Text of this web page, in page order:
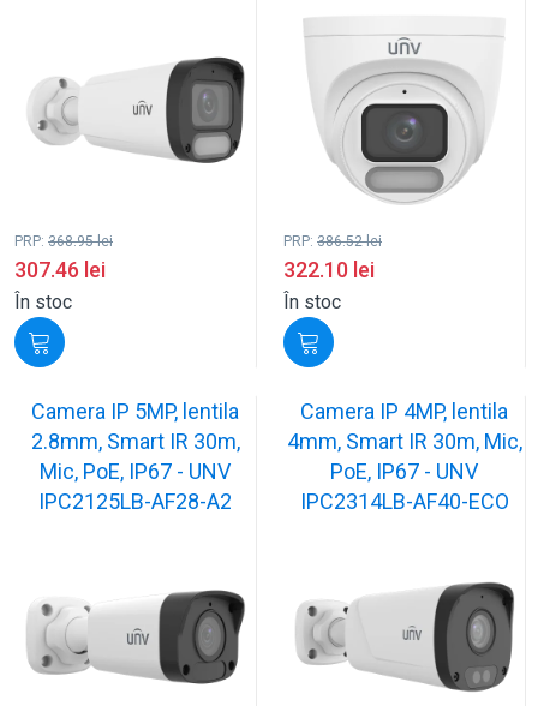
PRP: 368.95lei
307.46 lei
În stoc
PRP: 386.52lei
322.10 lei
În stoc
Camera IP 5MP, lentila
2.8mm, Smart IR 30m,
Mic, PoE, IP67 - UNV
IPC2125LB-AF28-A2
Camera IP 4MP, lentila
4mm, Smart IR 30m, Mic,
PoE, IP67 - UNV
IPC2314LB-AF40-ECO